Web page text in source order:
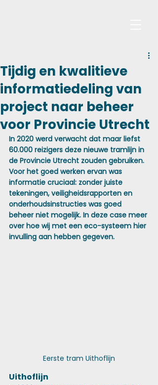
Tijdig en kwalitieve
informatiedeling van
project naar beheer
voor Provincie Utrecht
In 2020 werd verwacht dat maar liefst
60.000 reizigers deze nieuwe tramlijn in
de Provincie Utrecht zouden gebruiken.
Voor het goed werken ervan was
informatie cruciaal: zonder juiste
tekeningen, veiligheidsrapporten en
onderhoudsinstructies was goed
beheer niet mogelijk. In deze case meer
over hoe wij met een eco-systeem hier
invulling aan hebben gegeven.
Eerste tram Uithoflijn
Uithoflijn